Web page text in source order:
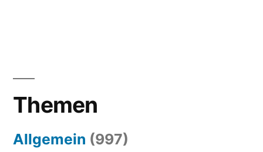
Themen
Allgemein (997)